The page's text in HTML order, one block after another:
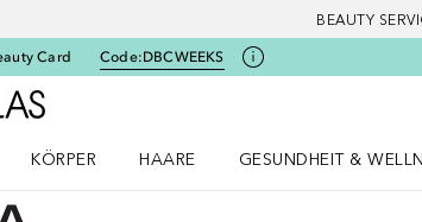
BEAUTY
Card Code:DBCWEEKS
Zur Douglas Startseite
KÖRPER
HAARE
GESUNDHEIT &